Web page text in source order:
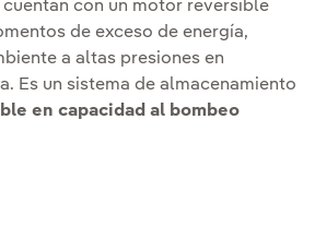
con un motor reversible
de exceso de energía,
a altas presiones en
Es un sistema de almacenamiento
en capacidad al bombeo